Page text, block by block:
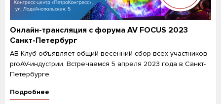
Онлайн-трансляция с форума AV FOCUS 2023
Санкт-Петербург
АВ Клуб объявляет общий весенний сбор всех участников
proAV-индустрии. Встречаемся 5 апреля 2023 года в Санкт-
Петербурге.
Подробнее